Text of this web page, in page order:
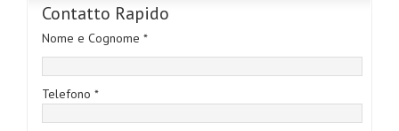
Contatto Rapido
Nome e Cognome *
Telefono *